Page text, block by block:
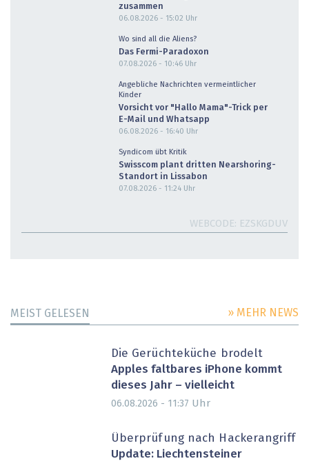
zusammen
06.08.2026 - 15:02 Uhr
Wo sind all die Aliens?
Das Fermi-Paradoxon
07.08.2026 - 10:46 Uhr
Angebliche Nachrichten vermeintlicher
Kinder
Vorsicht vor "Hallo Mama"-Trick per
E-Mail und Whatsapp
06.08.2026 - 16:40 Uhr
Syndicom übt Kritik
Swisscom plant dritten Nearshoring-
Standort in Lissabon
07.08.2026 - 11:24 Uhr
WEBCODE EZSKGDUV
MEIST GELESEN » MEHR NEWS
Die Gerüchteküche brodelt
Apples faltbares iPhone kommt
dieses Jahr – vielleicht
06.08.2026 - 11:37 Uhr
Überprüfung nach Hackerangriff
Update: Liechtensteiner